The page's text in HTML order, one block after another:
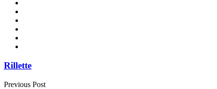
Post
navigation
Rillette
Previous Post